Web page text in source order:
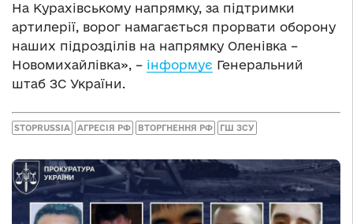
На Курахівському напрямку, за підтримки
артилерії, ворог намагається прорвати оборону
наших підрозділів на напрямку Оленівка –
Новомихайлівка», – інформує Генеральний
штаб ЗС України.
STOPRUSSIA АГРЕСІЯ РФ ВТОРГНЕННЯ РФ ГШ ЗСУ